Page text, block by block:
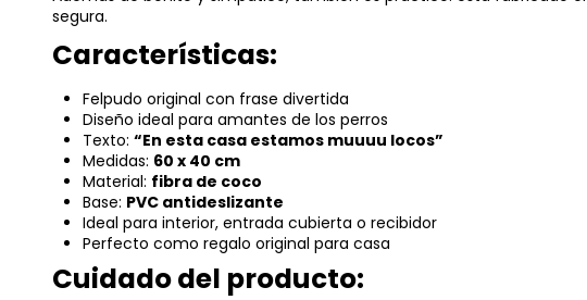
segura.
Características:
Felpudo original con frase divertida
Diseño ideal para amantes de los perros
Texto: “En esta casa estamos muuuu locos”
Medidas: 60 x 40 cm
Material: fibra de coco
Base: PVC antideslizante
Ideal para interior, entrada cubierta o recibidor
Perfecto como regalo original para casa
Cuidado del producto: